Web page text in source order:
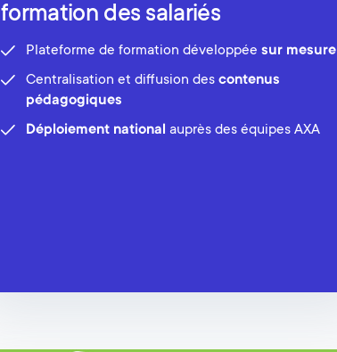
formation des salariés
Plateforme de formation développée sur mesure
Centralisation et diffusion des contenus
pédagogiques
Déploiement national auprès des équipes AXA